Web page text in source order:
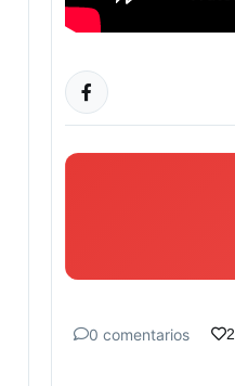
0 comentarios